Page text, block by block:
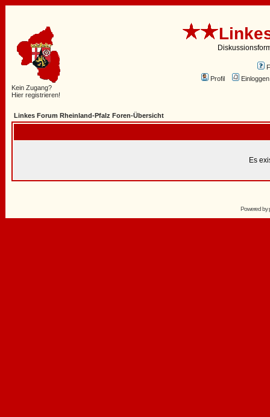
Kein Zugang?
Hier registrieren!
Profil
Linkes Forum Rheinland-Pfalz Foren-Übersicht
Es
Powered by